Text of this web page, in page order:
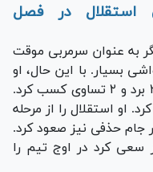
استقلال در فصل
به عنوان سرمربی موقت
بسیار. با این حال، او
عملکرد بهتری داشت و در ۵ دیدار، ۳ برد و ۲ تساوی کسب کرد.
۲ گل دریافت کرد. او استقلال را از مرحله
جام حذفی نیز صعود کرد.
سعی کرد در اوج تیم را